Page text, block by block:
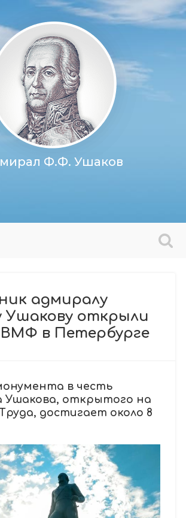
Ф.Ф. Ушаков
адмиралу
Ушакову открыли
в Петербурге
в честь
Ушакова, открытого на
достигает около 8